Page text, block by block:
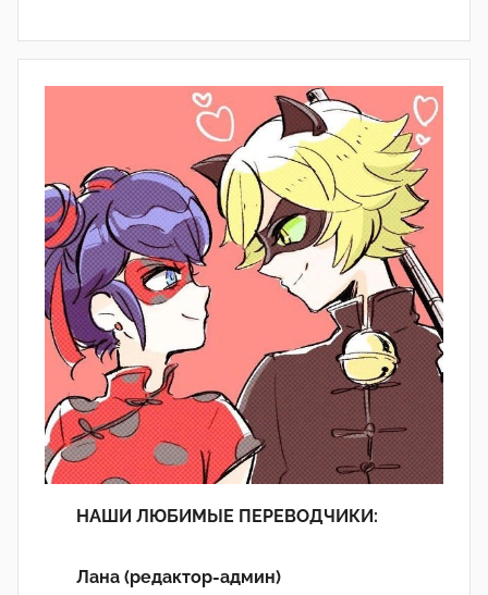
НАШИ ЛЮБИМЫЕ ПЕРЕВОДЧИКИ:
Лана (редактор-админ)